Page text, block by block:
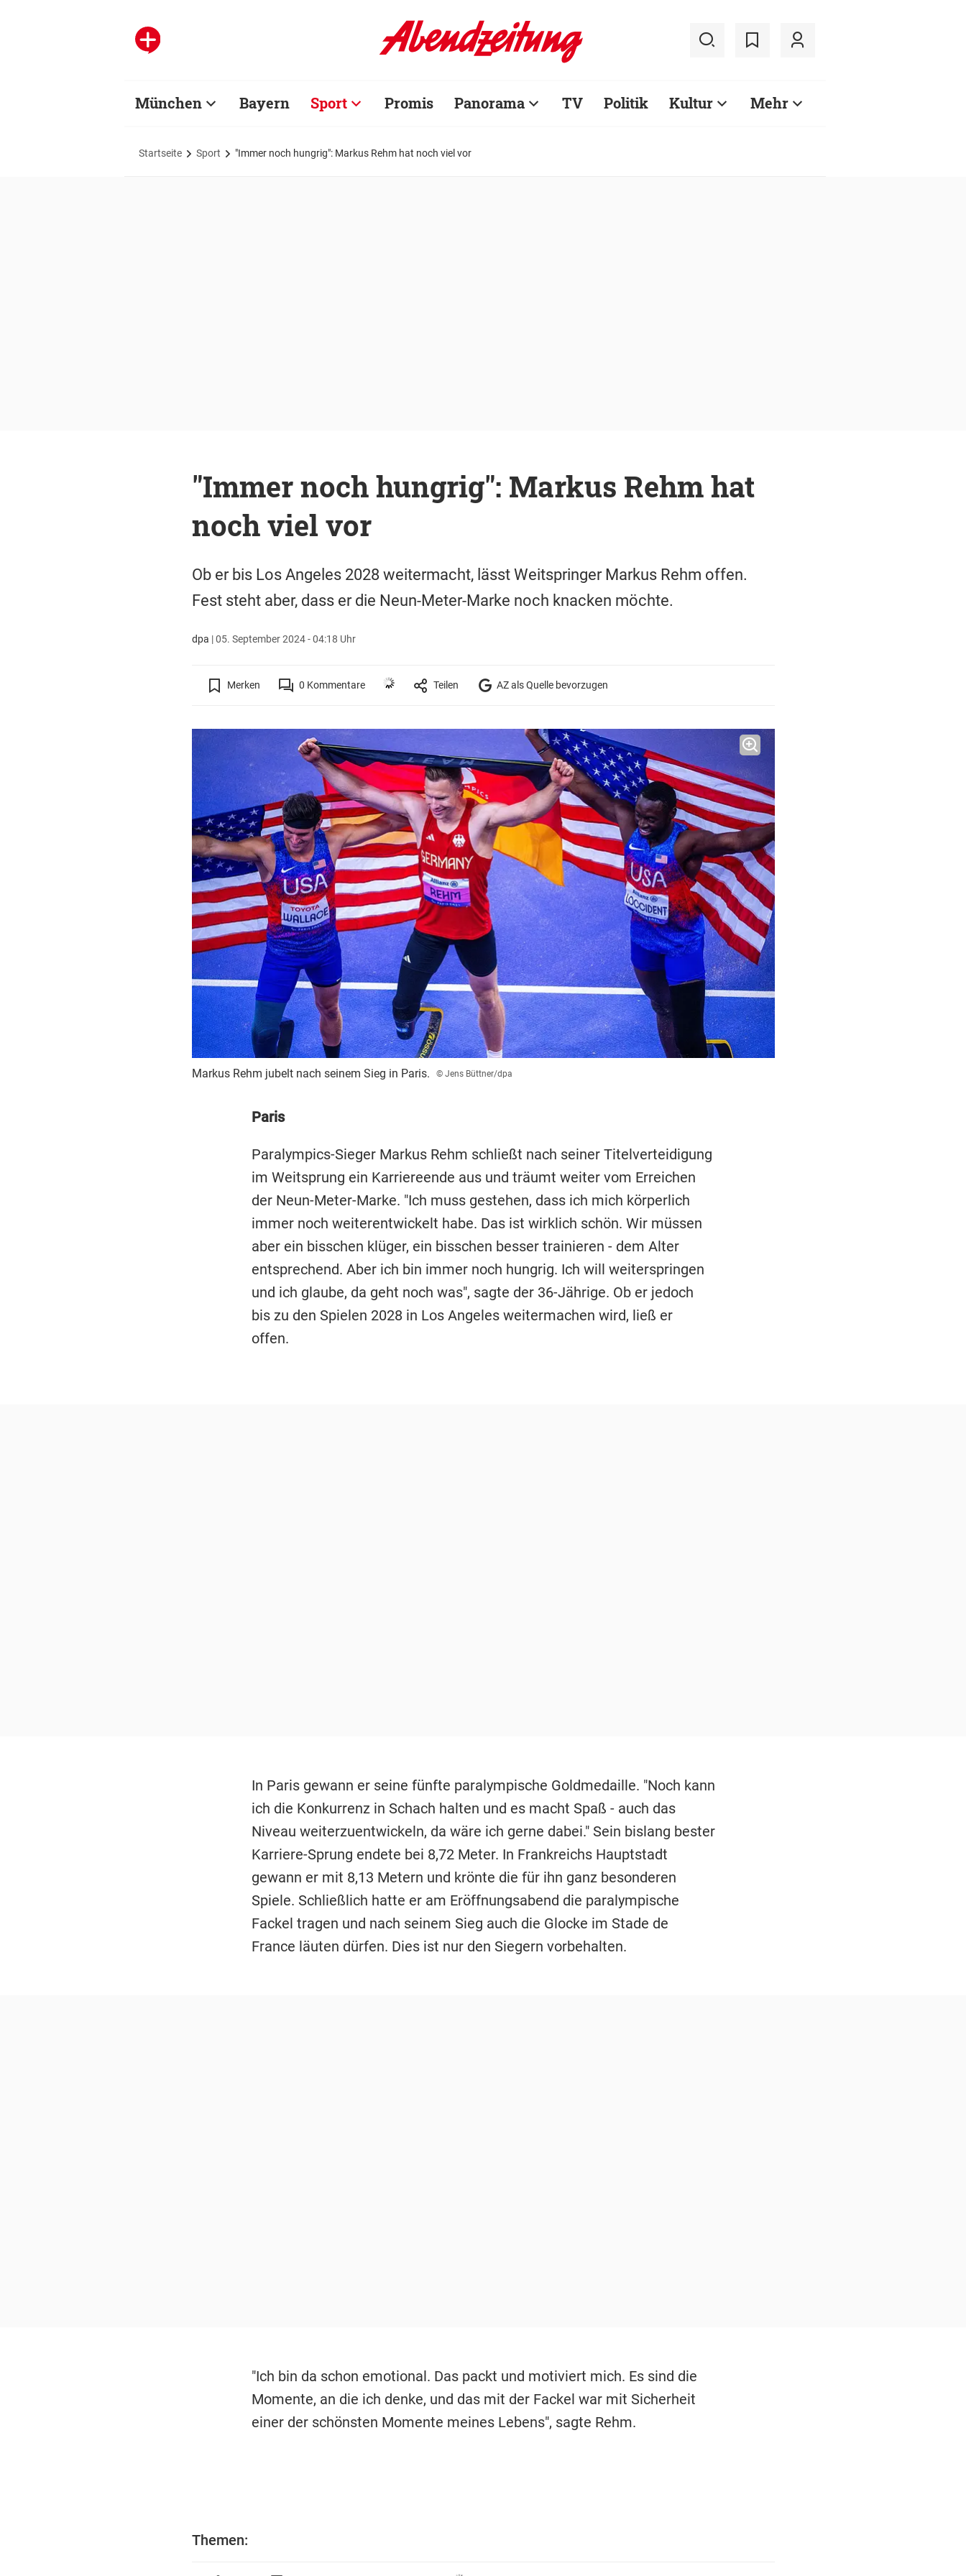
München Bayern Sport Promis Panorama TV Politik Kultur Mehr
Startseite Sport "Immer noch hungrig": Markus Rehm hat noch viel vor
"Immer noch hungrig": Markus Rehm hat
noch viel vor
Ob er bis Los Angeles 2028 weitermacht, lässt Weitspringer Markus Rehm offen.
Fest steht aber, dass er die Neun-Meter-Marke noch knacken möchte.
dpa |05. September 2024 - 04:18 Uhr
Merken 0 Kommentare Teilen AZ als Quelle bevorzugen
Markus Rehm jubelt nach seinem Sieg in Paris. © Jens Büttner/dpa
Paris
Paralympics-Sieger Markus Rehm schließt nach seiner Titelverteidigung
im Weitsprung ein Karriereende aus und träumt weiter vom Erreichen
der Neun-Meter-Marke. "Ich muss gestehen, dass ich mich körperlich
immer noch weiterentwickelt habe. Das ist wirklich schön. Wir müssen
aber ein bisschen klüger, ein bisschen besser trainieren - dem Alter
entsprechend. Aber ich bin immer noch hungrig. Ich will weiterspringen
und ich glaube, da geht noch was", sagte der 36-Jährige. Ob er jedoch
bis zu den Spielen 2028 in Los Angeles weitermachen wird, ließ er
offen.
In Paris gewann er seine fünfte paralympische Goldmedaille. "Noch kann
ich die Konkurrenz in Schach halten und es macht Spaß - auch das
Niveau weiterzuentwickeln, da wäre ich gerne dabei." Sein bislang bester
Karriere-Sprung endete bei 8,72 Meter. In Frankreichs Hauptstadt
gewann er mit 8,13 Metern und krönte die für ihn ganz besonderen
Spiele. Schließlich hatte er am Eröffnungsabend die paralympische
Fackel tragen und nach seinem Sieg auch die Glocke im Stade de
France läuten dürfen. Dies ist nur den Siegern vorbehalten.
"Ich bin da schon emotional. Das packt und motiviert mich. Es sind die
Momente, an die ich denke, und das mit der Fackel war mit Sicherheit
einer der schönsten Momente meines Lebens", sagte Rehm.
Themen: